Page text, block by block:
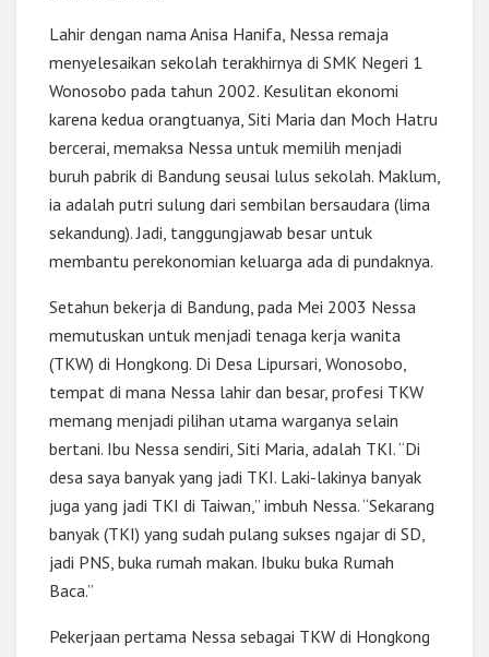
Lahir dengan nama Anisa Hanifa, Nessa remaja
menyelesaikan sekolah terakhirnya di SMK Negeri 1
Wonosobo pada tahun 2002. Kesulitan ekonomi
karena kedua orangtuanya, Siti Maria dan Moch Hatru
bercerai, memaksa Nessa untuk memilih menjadi
buruh pabrik di Bandung seusai lulus sekolah. Maklum,
ia adalah putri sulung dari sembilan bersaudara (lima
sekandung). Jadi, tanggungjawab besar untuk
membantu perekonomian keluarga ada di pundaknya.
Setahun bekerja di Bandung, pada Mei 2003 Nessa
memutuskan untuk menjadi tenaga kerja wanita
(TKW) di Hongkong. Di Desa Lipursari, Wonosobo,
tempat di mana Nessa lahir dan besar, profesi TKW
memang menjadi pilihan utama warganya selain
bertani. Ibu Nessa sendiri, Siti Maria, adalah TKI. “Di
desa saya banyak yang jadi TKI. Laki-lakinya banyak
juga yang jadi TKI di Taiwan,” imbuh Nessa. “Sekarang
banyak (TKI) yang sudah pulang sukses ngajar di SD,
jadi PNS, buka rumah makan. Ibuku buka Rumah
Baca.”
Pekerjaan pertama Nessa sebagai TKW di Hongkong